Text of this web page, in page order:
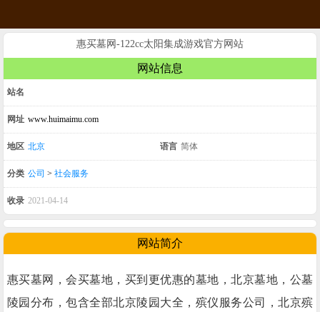
惠买墓网-122cc太阳集成游戏官方网站
网站信息
站名
网址 www.huimaimu.com
地区 北京 语言 简体
分类 公司 > 社会服务
收录 2021-04-14
网站简介
惠买墓网，会买墓地，买到更优惠的墓地，北京墓地，公墓
陵园分布，包含全部北京陵园大全，殡仪服务公司，北京殡